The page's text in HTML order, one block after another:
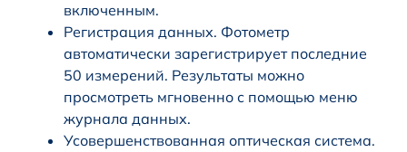
включенным.
Регистрация данных. Фотометр
автоматически зарегистрирует последние
50 измерений. Результаты можно
просмотреть мгновенно с помощью меню
журнала данных.
Усовершенствованная оптическая система.